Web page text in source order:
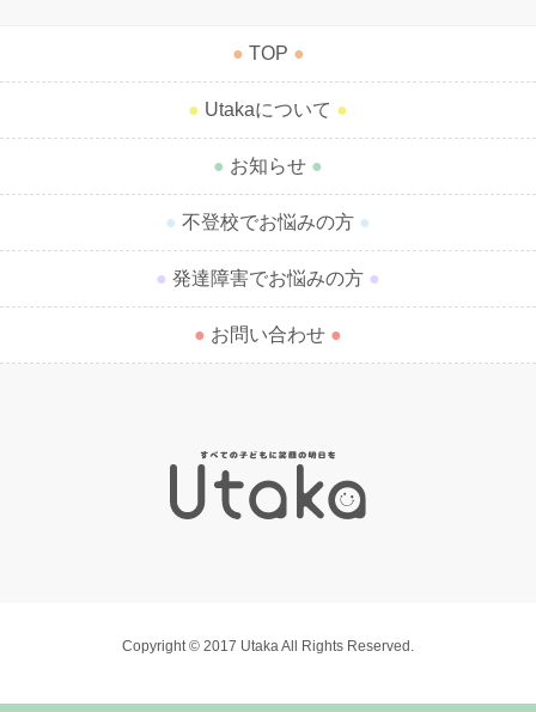
● TOP ●
● Utakaについて ●
● お知らせ ●
● 不登校でお悩みの方 ●
● 発達障害でお悩みの方 ●
● お問い合わせ ●
Copyright © 2017 Utaka All Rights Reserved.